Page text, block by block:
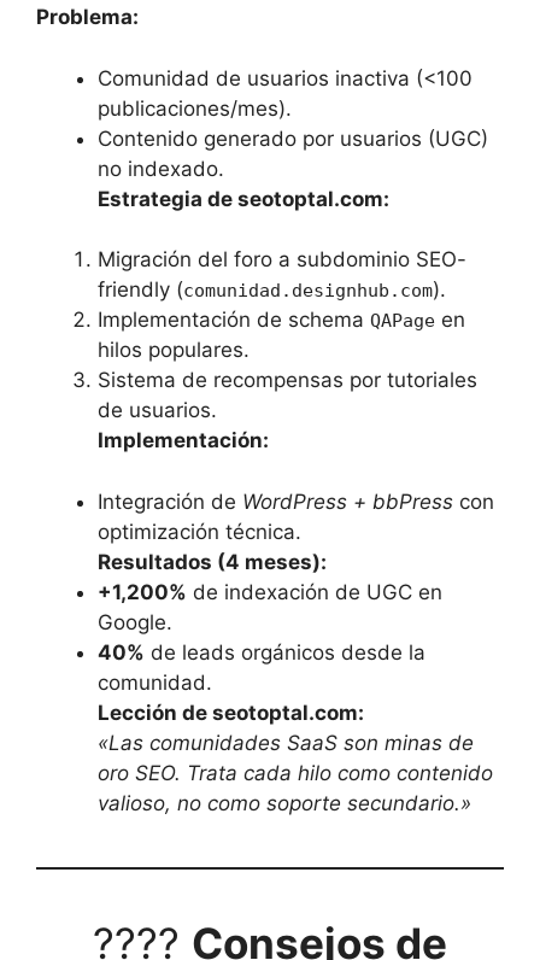
Problema:
Comunidad de usuarios inactiva (<100
publicaciones/mes).
Contenido generado por usuarios (UGC)
no indexado.
Estrategia de seotoptal.com:
Migración del foro a subdominio SEO-
friendly (comunidad.designhub.com).
Implementación de schema QAPage en
hilos populares.
Sistema de recompensas por tutoriales
de usuarios.
Implementación:
Integración de WordPress + bbPress con
optimización técnica.
Resultados (4 meses):
+1,200% de indexación de UGC en
Google.
40% de leads orgánicos desde la
comunidad.
Lección de seotoptal.com:
«Las comunidades SaaS son minas de
oro SEO. Trata cada hilo como contenido
valioso, no como soporte secundario.»
???? Consejos de